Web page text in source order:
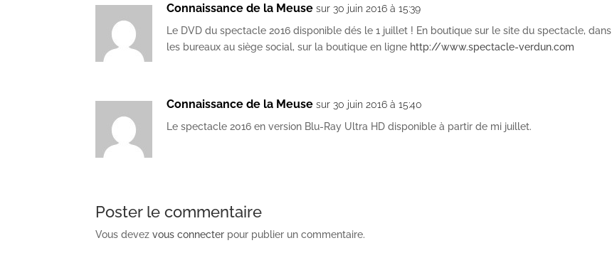
Connaissance de la Meuse sur 30 juin 2016 à 15:39
Le DVD du spectacle 2016 disponible dés le 1 juillet ! En boutique sur le site du spectacle, dans
les bureaux au siège social, sur la boutique en ligne http://www.spectacle-verdun.com
Connaissance de la Meuse sur 30 juin 2016 à 15:40
Le spectacle 2016 en version Blu-Ray Ultra HD disponible à partir de mi juillet.
Poster le commentaire
Vous devezvous connecter pour publier un commentaire.